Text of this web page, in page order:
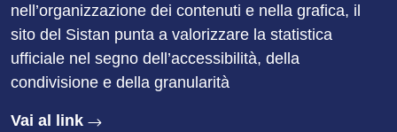
nell’organizzazione dei contenuti e nella grafica, il
sito del Sistan punta a valorizzare la statistica
ufficiale nel segno dell’accessibilità, della
condivisione e della granularità
Vai al link